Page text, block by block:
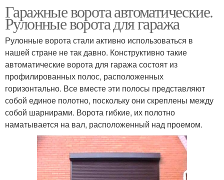
Гаражные ворота автоматические.
Рулонные ворота для гаража
Рулонные ворота стали активно использоваться в
нашей стране не так давно. Конструктивно такие
автоматические ворота для гаража состоят из
профилированных полос, расположенных
горизонтально. Все вместе эти полосы представляют
собой единое полотно, поскольку они скреплены между
собой шарнирами. Ворота гибкие, их полотно
наматывается на вал, расположенный над проемом.